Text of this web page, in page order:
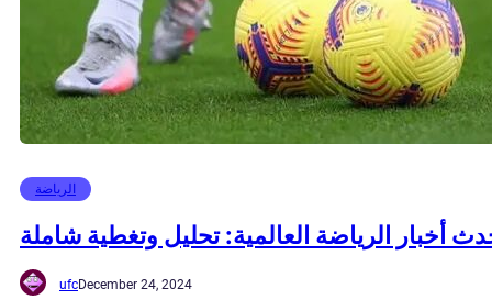
الرياضة
أخبار الرياضة العالمية: تحليل وتغطية شاملة
ufcDecember 24, 2024